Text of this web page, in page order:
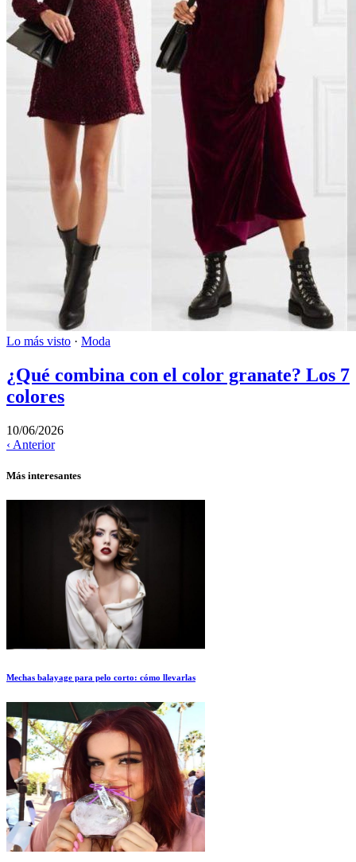
Lo más visto · Moda
¿Qué combina con el color granate? Los 7
colores
10/06/2026
‹ Anterior
Más interesantes
Mechas balayage para pelo corto: cómo llevarlas